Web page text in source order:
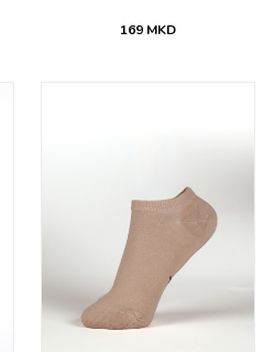
169 MKD